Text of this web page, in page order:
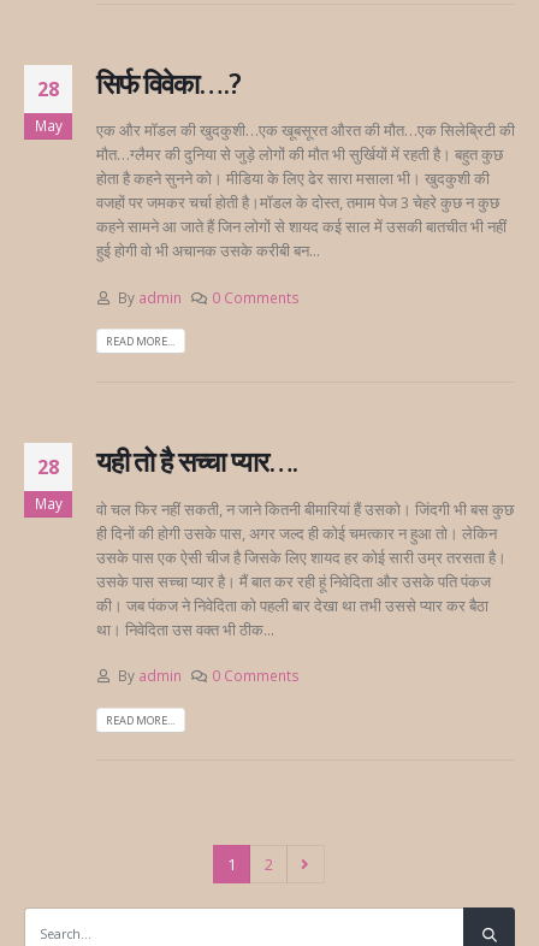
28
May
सिर्फ विवेका….?
एक और मॉडल की खुदकुशी…एक खूबसूरत औरत की मौत…एक सिलेब्रिटी की
मौत…ग्लैमर की दुनिया से जुड़े लोगों की मौत भी सुर्खियों में रहती है। बहुत कुछ
होता है कहने सुनने को। मीडिया के लिए ढेर सारा मसाला भी। खुदकुशी की
वजहों पर जमकर चर्चा होती है।मॉडल के दोस्त, तमाम पेज 3 चेहरे कुछ न कुछ
कहने सामने आ जाते हैं जिन लोगों से शायद कई साल में उसकी बातचीत भी नहीं
हुई होगी वो भी अचानक उसके करीबी बन...
By admin 0 Comments
READ MORE...
28
May
यही तो है सच्चा प्यार….
वो चल फिर नहीं सकती, न जाने कितनी बीमारियां हैं उसको। जिंदगी भी बस कुछ
ही दिनों की होगी उसके पास, अगर जल्द ही कोई चमत्कार न हुआ तो। लेकिन
उसके पास एक ऐसी चीज है जिसके लिए शायद हर कोई सारी उम्र तरसता है।
उसके पास सच्चा प्यार है। मैं बात कर रही हूं निवेदिता और उसके पति पंकज
की। जब पंकज ने निवेदिता को पहली बार देखा था तभी उससे प्यार कर बैठा
था। निवेदिता उस वक्त भी ठीक...
By admin 0 Comments
READ MORE...
1 2